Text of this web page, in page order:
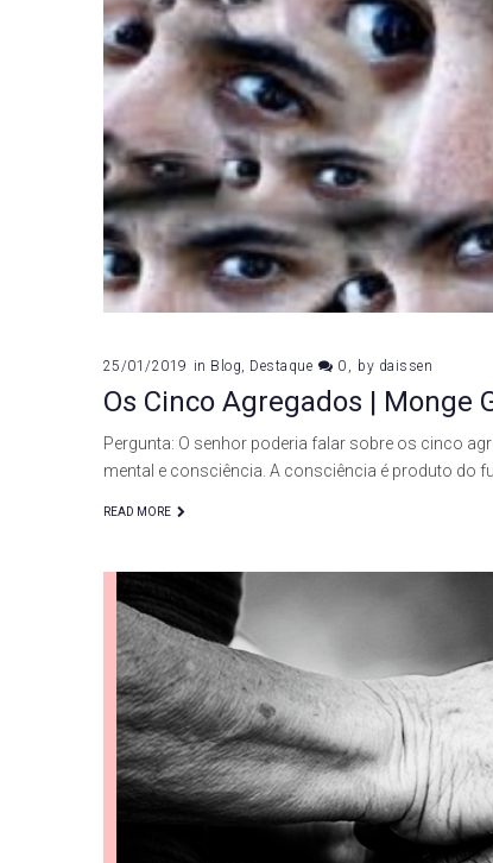
25/01/2019 in Blog, Destaque 0 by daissen
Os Cinco Agregados | Monge
Pergunta: O senhor poderia falar sobre os cinco
mental e consciência. A consciência é produto do
READ MORE